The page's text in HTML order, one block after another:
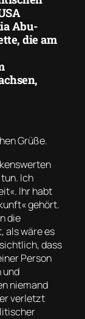
Abu-
die am
Grüße.
Ich
Ihr habt
gehört.
die
als wäre es
dass
Person
und
niemand
verletzt